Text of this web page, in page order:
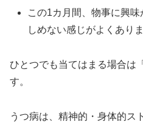
この1カ月間、物事に興
しめない感じがよくあり
ひとつでも当てはまる場合は
す。
うつ病は、精神的・身体的ス